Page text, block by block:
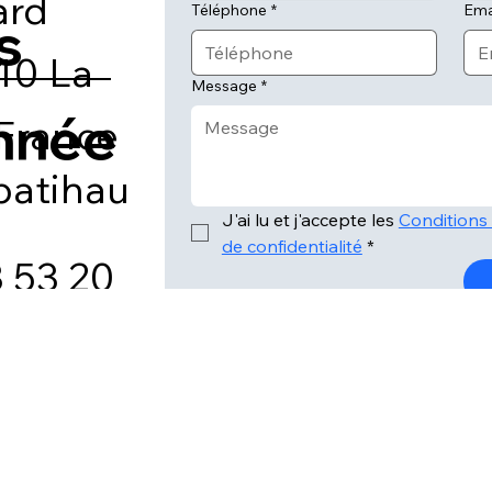
Téléphone *
Message *
J'ai lu et j'accepte les
de confidentialité *
La
53 20